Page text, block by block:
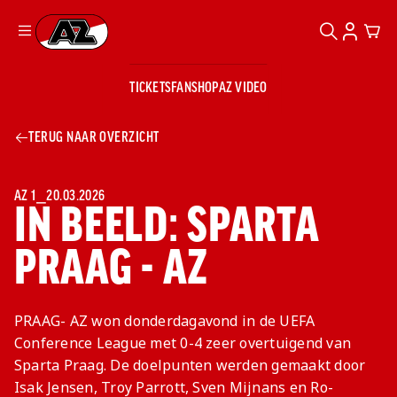
Ga naar onze homepage
TICKETSFANSHOPAZ VIDEO
AZ 1
VROUWEN
JONG AZ
FANSHOP
AZ Business
Wat is AZ
AZ Business
Events
Losse tickets
Kees Kist
Georg Kessler
Lounge
Skybox
Exposure
Partnership
Bestel je
NieuwsNIEUWS
Teams
TEAMS
Club & Fans
CLUB & FANS
JEUGDOPLEIDING
ZOEKEN
TERUG NAAR OVERZICHT
IN BEELD: SPARTA
PRAAG - AZ
AZ 1 ⎯20.03.2026
PRAAG- AZ won donderdagavond in de UEFA
Conference League met 0-4 zeer overtuigend van
Sparta Praag. De doelpunten werden gemaakt door
Isak Jensen, Troy Parrott, Sven Mijnans en Ro-